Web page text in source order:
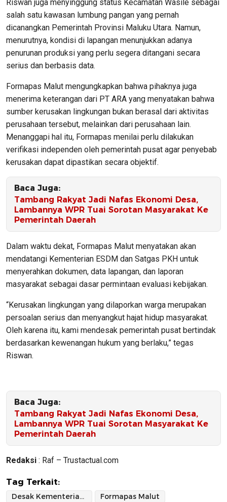
Riswan juga menyinggung status Kecamatan Wasile sebagai
salah satu kawasan lumbung pangan yang pernah
dicanangkan Pemerintah Provinsi Maluku Utara. Namun,
menurutnya, kondisi di lapangan menunjukkan adanya
penurunan produksi yang perlu segera ditangani secara
serius dan berbasis data.
Formapas Malut mengungkapkan bahwa pihaknya juga
menerima keterangan dari PT ARA yang menyatakan bahwa
sumber kerusakan lingkungan bukan berasal dari aktivitas
perusahaan tersebut, melainkan dari perusahaan lain.
Menanggapi hal itu, Formapas menilai perlu dilakukan
verifikasi independen oleh pemerintah pusat agar penyebab
kerusakan dapat dipastikan secara objektif.
Baca Juga:
Tambang Rakyat Jadi Nafas Ekonomi Desa,
Lambannya WPR Tuai Sorotan Masyarakat Ke
Pemerintah Daerah
Dalam waktu dekat, Formapas Malut menyatakan akan
mendatangi Kementerian ESDM dan Satgas PKH untuk
menyerahkan dokumen, data lapangan, dan laporan
masyarakat sebagai dasar permintaan evaluasi kebijakan.
“Kerusakan lingkungan yang dilaporkan warga merupakan
persoalan serius dan menyangkut hajat hidup masyarakat.
Oleh karena itu, kami mendesak pemerintah pusat bertindak
berdasarkan kewenangan hukum yang berlaku,” tegas
Riswan.
Baca Juga:
Tambang Rakyat Jadi Nafas Ekonomi Desa,
Lambannya WPR Tuai Sorotan Masyarakat Ke
Pemerintah Daerah
Redaksi : Raf – Trustactual.com
Tag Terkait:
Desak Kementerian ESDM dan Satgas PKH Evaluasi IUP PT JAS dan PT ARA
Formapas Malut